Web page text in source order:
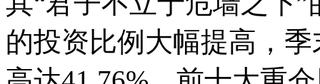
的投资比例大幅提高，